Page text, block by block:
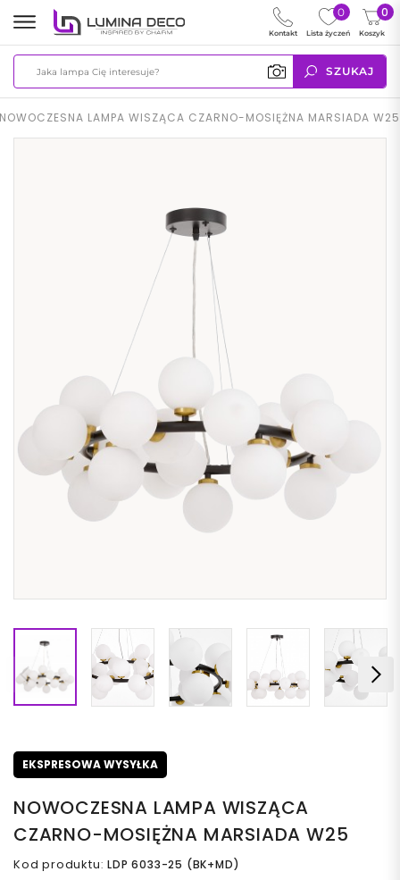
SZUKAJ
0
Koszyk
0
Lista życzeń
Kontakt
NOWOCZESNA LAMPA WISZĄCA CZARNO-MOSIĘŻNA MARSIADA W25
EKSPRESOWA WYSYŁKA
NOWOCZESNA LAMPA WISZĄCA
CZARNO-MOSIĘŻNA MARSIADA W25
Kod produktu:LDP 6033-25 (BK+MD)